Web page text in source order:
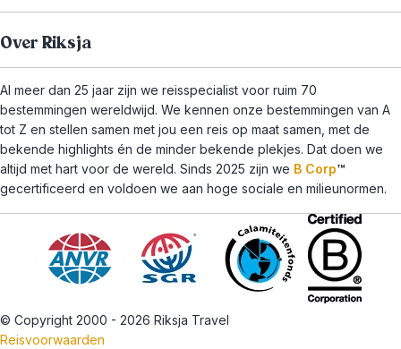
Over Riksja
Al meer dan 25 jaar zijn we reisspecialist voor ruim 70
bestemmingen wereldwijd. We kennen onze bestemmingen van A
tot Z en stellen samen met jou een reis op maat samen, met de
bekende highlights én de minder bekende plekjes. Dat doen we
altijd met hart voor de wereld. Sinds 2025 zijn we B Corp™
gecertificeerd en voldoen we aan hoge sociale en milieunormen.
© Copyright 2000 - 2026 Riksja Travel
Reisvoorwaarden